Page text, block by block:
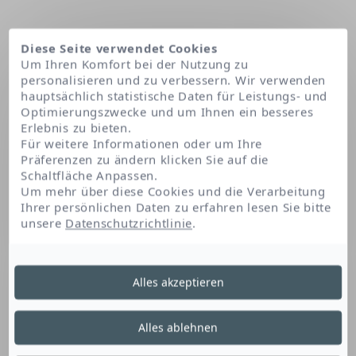
Cetyl alcohol
Cetyl Alcohol
Dieser Fettalkohol ist ein Verdickungsmittel. Er
verleiht dem Produkt eine Textur mit
Diese Seite verwendet Cookies
Um Ihren Komfort bei der Nutzung zu
personalisieren und zu verbessern. Wir verwenden
hauptsächlich statistische Daten für Leistungs- und
Optimierungszwecke und um Ihnen ein besseres
Erlebnis zu bieten.
Für weitere Informationen oder um Ihre
Präferenzen zu ändern klicken Sie auf die
Schaltfläche Anpassen.
Um mehr über diese Cookies und die Verarbeitung
Ihrer persönlichen Daten zu erfahren lesen Sie bitte
unsere Datenschutzrichtlinie.
Alles ablehnen
Alles akzeptieren